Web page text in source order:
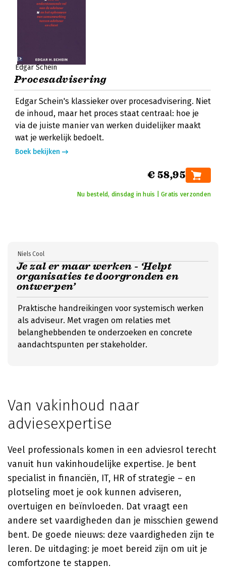
Edgar Schein
Procesadvisering
Edgar Schein's klassieker over procesadvisering. Niet
de inhoud, maar het proces staat centraal: hoe je
via de juiste manier van werken duidelijker maakt
wat je werkelijk bedoelt.
Boek bekijken
€ 58,95
Nu besteld, dinsdag in huis | Gratis verzonden
Je zal er maar werken - ‘Helpt
organisaties te doorgronden en
ontwerpen’
Niels Cool
Praktische handreikingen voor systemisch werken
als adviseur. Met vragen om relaties met
belanghebbenden te onderzoeken en concrete
aandachtspunten per stakeholder.
Van vakinhoud naar
adviesexpertise
Veel professionals komen in een adviesrol terecht
vanuit hun vakinhoudelijke expertise. Je bent
specialist in financiën, IT, HR of strategie – en
plotseling moet je ook kunnen adviseren,
overtuigen en beïnvloeden. Dat vraagt een
andere set vaardigheden dan je misschien gewend
bent. De goede nieuws: deze vaardigheden zijn te
leren. De uitdaging: je moet bereid zijn om uit je
comfortzone te stappen.